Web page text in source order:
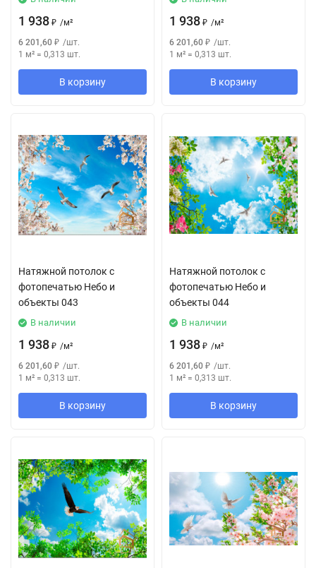
1 938 ₽ /м²
6 201,60 ₽ /шт.
1 м² = 0,313 шт.
В корзину
1 938 ₽ /м²
6 201,60 ₽ /шт.
1 м² = 0,313 шт.
В корзину
Натяжной потолок с
фотопечатью Небо и
объекты 043
В наличии
1 938 ₽ /м²
6 201,60 ₽ /шт.
1 м² = 0,313 шт.
В корзину
Натяжной потолок с
фотопечатью Небо и
объекты 044
В наличии
1 938 ₽ /м²
6 201,60 ₽ /шт.
1 м² = 0,313 шт.
В корзину